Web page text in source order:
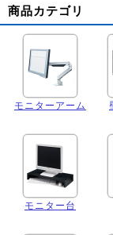
商品カテゴリ
モニターアーム
モニター台